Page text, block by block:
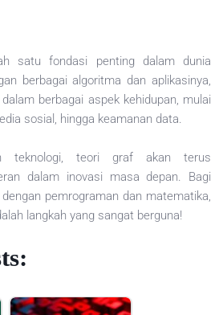
satu fondasi penting dalam dunia
berbagai algoritma dan aplikasinya,
berbagai aspek kehidupan, mulai
sosial, hingga keamanan data.
teknologi, teori graf akan terus
dalam inovasi masa depan. Bagi
pemrograman dan matematika,
langkah yang sangat berguna!